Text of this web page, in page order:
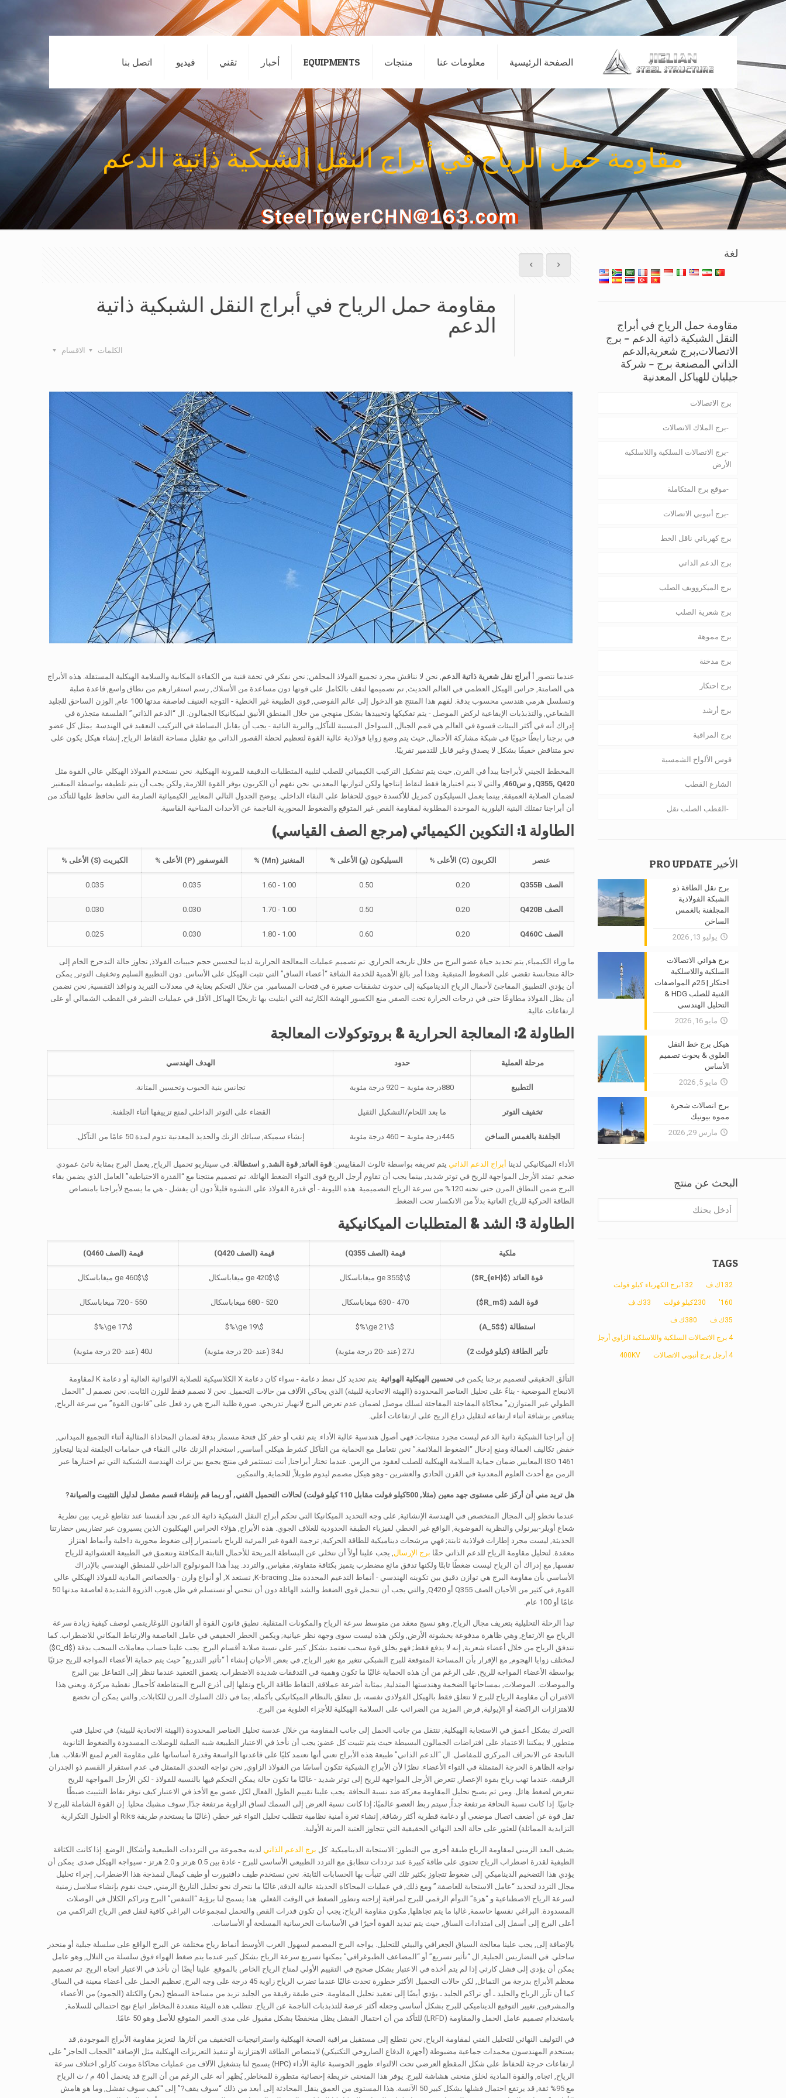
الصفحة الرئيسية معلومات عنا منتجات EQUIPMENTS أخبار تقني فيديو اتصل بنا
مقاومة حمل الرياح في أبراج النقل الشبكية ذاتية الدعم
مقاومة حمل الرياح في أبراج النقل الشبكية ذاتية
الدعم
الاقسام الكلمات
عندما نتصور أ أبراج نقل شعرية ذاتية الدعم , نحن لا نناقش مجرد تجميع الفولاذ المجلفن; نحن نفكر في تحفة فنية من الكفاءة المكانية والسلامة الهيكلية المستقلة. هذه الأبراج
هي الصامتة, حراس الهيكل العظمي في العالم الحديث, تم تصميمها لتقف بالكامل على قوتها دون مساعدة من الأسلاك, رسم استقرارهم من نطاق واسع, قاعدة صلبة
وتسلسل هرمي هندسي محسوب بدقة. لفهم هذا المنتج هو الدخول إلى عالم الفوضى, قوى الطبيعة غير الخطية - التوجه العنيف لعاصفة مدتها 100 عام, الوزن الساحق للجليد
الشعاعي, والتذبذبات الإيقاعية لركض الموصل - يتم تفكيكها وتحييدها بشكل منهجي من خلال المنطق الأنيق لميكانيكا الجمالون. ال “الدعم الذاتي” الفلسفة متجذرة في
إدراك أنه في أكثر البيئات قسوة في العالم هي قمم الجبال, السواحل المسببة للتآكل, والبرية النائية - يجب أن يقابل البساطة في التركيب التعقيد في الهندسة. يمثل كل عضو
في برجنا رابطًا حيويًا في شبكة مشاركة الأحمال, حيث يتم وضع زوايا فولاذية عالية القوة لتعظيم لحظة القصور الذاتي مع تقليل مساحة التقاط الرياح, إنشاء هيكل يكون على
نحو متناقض خفيفًا بشكل لا يصدق وغير قابل للتدمير تقريبًا.
المخطط الجيني لأبراجنا يبدأ في الفرن, حيث يتم تشكيل التركيب الكيميائي للصلب لتلبية المتطلبات الدقيقة للمرونة الهيكلية. نحن نستخدم الفولاذ الهيكلي عالي القوة مثل
Q355, Q420, و س460
, والتي لا يتم اختيارها فقط لنقاط إنتاجها ولكن لتوازنها المعدني. نحن نفهم أن الكربون يوفر القوة اللازمة, ولكن يجب أن يتم تلطيفه بواسطة المنغنيز
لضمان الصلابة العميقة, بينما يعمل السيليكون كمزيل للأكسدة حيوي للحفاظ على النقاء الداخلي. يوضح الجدول التالي المعايير الكيميائية الصارمة التي نحافظ عليها للتأكد من
أن أبراجنا تمتلك البنية البلورية الموحدة المطلوبة لمقاومة القص غير المتوقع والضغوط المحورية الناجمة عن الأحداث المناخية القاسية.
الطاولة 1: التكوين الكيميائي (مرجع الصف القياسي)
عنصر الكربون (C) الأعلى % السيليكون (و) الأعلى % المنغنيز (Mn) % الفوسفور (P) الأعلى % الكبريت (S) الأعلى %
الصف Q355B 0.20
0.50
1.00 - 1.60
0.035
0.035
الصف Q420B 0.20
0.50
1.00 - 1.70
0.030
0.030
الصف Q460C 0.20
0.60
1.00 - 1.80
0.030
0.025
ما وراء الكيمياء, يتم تحديد حياة عضو البرج من خلال تاريخه الحراري. تم تصميم عمليات المعالجة الحرارية لدينا لتحسين حجم حبيبات الفولاذ, تجاوز حالة التدحرج الخام إلى
حالة متجانسة تقضي على الضغوط المتبقية. وهذا أمر بالغ الأهمية للخدمة الشاقة “أعضاء الساق” التي تثبت الهيكل على الأساس. دون التطبيع السليم وتخفيف التوتر, يمكن
أن يؤدي التطبيق المفاجئ لأحمال الرياح الديناميكية إلى حدوث تشققات صغيرة في فتحات المسامير. من خلال التحكم بعناية في معدلات التبريد ونوافذ التقسية, نحن نضمن
أن يظل الفولاذ مطاوعًا حتى في درجات الحرارة تحت الصفر, منع الكسور الهشة الكارثية التي ابتليت بها تاريخيًا الهياكل الأقل في عمليات النشر في القطب الشمالي أو على
ارتفاعات عالية.
الطاولة 2: المعالجة الحرارية & بروتوكولات المعالجة
مرحلة العملية حدود الهدف الهندسي
التطبيع 880درجة مئوية – 920 درجة مئوية تجانس بنية الحبوب وتحسين المتانة.
تخفيف التوتر ما بعد اللحام/التشكيل الثقيل القضاء على التوتر الداخلي لمنع تزييفها أثناء الجلفنة.
الجلفنة بالغمس الساخن 445درجة مئوية – 460 درجة مئوية إنشاء سميكة, سبائك الزنك والحديد المعدنية تدوم لمدة 50 عامًا من التآكل.
الأداء الميكانيكي لدينا أبراج الدعم الذاتي يتم تعريفه بواسطة ثالوث المقاييس: قوة العائد, قوة الشد, و استطالة . في سيناريو تحميل الرياح, يعمل البرج بمثابة ناتئ عمودي
ضخم. تمتد الأرجل المواجهة للريح في توتر شديد, بينما يجب أن تقاوم أرجل الريح قوى التواء الضغط الهائلة. تم تصميم منتجنا مع “القدرة الاحتياطية” العامل الذي يضمن بقاء
البرج ضمن النطاق المرن حتى تحته 120% من سرعة الرياح التصميمية. هذه الليونة - أي قدرة الفولاذ على التشوه قليلاً دون أن يفشل - هي ما يسمح لأبراجنا بامتصاص
الطاقة الحركية للرياح العاتية بدلاً من الانكسار تحت الضغط.
الطاولة 3: الشد & المتطلبات الميكانيكية
ملكية قيمة (الصف Q355) قيمة (الصف Q420) قيمة (الصف Q460)
قوة العائد ($R_{eH}$
)
$\ge 355$ ميغاباسكال $\ge 420$ ميغاباسكال $\ge 460$ ميغاباسكال
قوة الشد ($R_m$
) 470 - 630 ميغاباسكال 520 - 680 ميغاباسكال 550 - 720 ميغاباسكال
استطالة ($A_5$
)
$\ge 21\%$
$\ge 19\%$
$\ge 17\%$
تأثير الطاقة (كيلو فولت 2) 27J (عند -20 درجة مئوية) 34J (عند -20 درجة مئوية) 40J (عند -20 درجة مئوية)
التألق الحقيقي لتصميم برجنا يكمن في تحسين الهيكلية الهوائية
. يتم تحديد كل نمط دعامة - سواء كان دعامة X الكلاسيكية للصلابة الالتوائية العالية أو دعامة K لمقاومة
الانبعاج الموضعية - بناءً على تحليل العناصر المحدودة (الهيئة الاتحادية للبيئة) الذي يحاكي الآلاف من حالات التحميل. نحن لا نصمم فقط للوزن الثابت; نحن نصمم ل “الحمل
الطولي غير المتوازن,” محاكاة المفاجئة المفاجئة لسلك موصل لضمان عدم تعرض البرج لانهيار تدريجي. صورة ظلية البرج هي رد فعل على “قانون القوة” من سرعة الرياح,
يتناقص برشاقة أثناء ارتفاعه لتقليل ذراع الريح على ارتفاعات أعلى.
إن أبراجنا الشبكية ذاتية الدعم ليست مجرد منتجات; فهي أصول هندسية عالية الأداء. يتم ثقب أو حفر كل فتحة مسمار بدقة لضمان المحاذاة المثالية أثناء التجميع الميداني,
خفض تكاليف العمالة ومنع إدخال “الضغوط الملائمة.” نحن نتعامل مع الحماية من التآكل كشرط هيكلي أساسي, استخدام الزنك عالي النقاء في حمامات الجلفنة لدينا ليتجاوز
ISO 1461 المعايير, ضمان حماية السلامة الهيكلية للصلب لعقود من الزمن. عندما تختار أبراجنا, أنت تستثمر في منتج يجمع بين تراث الهندسة الشبكية التي تم اختبارها عبر
الزمن مع أحدث العلوم المعدنية في القرن الحادي والعشرين - وهو هيكل مصمم ليدوم طويلاً, للحماية, والتمكين.
هل تريد مني أن أركز على مستوى جهد معين (مثلا, 500كيلو فولت مقابل 110 كيلو فولت) لحالات التحميل الفني, أو ربما قم بإنشاء قسم مفصل لدليل التثبيت والصيانة?
عندما نخطو إلى المجال المتخصص في الهندسة الإنشائية, على وجه التحديد الميكانيكا التي تحكم أبراج النقل الشبكية ذاتية الدعم, نجد أنفسنا عند تقاطع غريب بين نظرية
شعاع أويلر-بيرنولي والنظرية الفوضوية, الواقع غير الخطي لفيزياء الطبقة الحدودية للغلاف الجوي. هذه الأبراج, هؤلاء الحراس الهيكليون الذين يسيرون عبر تضاريس حضارتنا
الحديثة, ليست مجرد إطارات فولاذية ثابتة; فهي مرشحات ديناميكية للطاقة الحركية, ترجمة القوة غير المرئية للرياح باستمرار إلى ضغوط محورية داخلية وأنماط اهتزاز
معقدة. لتحليل مقاومة الرياح للدعم الذاتي حقًا برج الإرسال , يجب علينا أولاً أن نتخلى عن البساطة المريحة للأحمال الثابتة المكافئة ونتعمق في الطبيعة العشوائية للرياح
نفسها, مع إدراك أن الرياح ليست ضغطًا ثابتًا ولكنها تدفق مائع مضطرب يتميز بكثافة متفاوتة, مقياس, والتردد. يبدأ هذا المونولوج الداخلي للمنطق الهندسي بالإدراك
الأساسي بأن مقاومة البرج هي توازن دقيق بين تكوينه الهندسي - أنماط التدعيم المحددة مثل K-bracing, تستعد X, أو أنواع وارن - والخصائص المادية للفولاذ الهيكلي عالي
القوة, في كثير من الأحيان الصف Q355 أو Q420, والتي يجب أن تتحمل قوى الضغط والشد الهائلة دون أن تنحني أو تستسلم في ظل هبوب الذروة الشديدة لعاصفة مدتها 50
عامًا أو 100 عام.
تبدأ الرحلة التحليلية بتعريف مجال الرياح, وهو نسيج معقد من متوسط ​​سرعة الرياح والمكونات المتقلبة. نطبق قانون القوة أو القانون اللوغاريتمي لوصف كيفية زيادة سرعة
الرياح مع الارتفاع, وهي ظاهرة مدفوعة بخشونة الأرض, ولكن هذه ليست سوى وجهة نظر عيانية; ويكمن الخطر الحقيقي في عامل العاصفة والارتباط المكاني للاضطراب. كما
تتدفق الرياح من خلال أعضاء شعرية, إنه لا يدفع فقط; فهو يخلق قوة سحب تعتمد بشكل كبير على نسبة صلابة أقسام البرج. يجب علينا حساب معاملات السحب بدقة ($C_d$
)
لمختلف زوايا الهجوم, مع الإقرار بأن المساحة المتوقعة للبرج الشبكي تتغير مع تغير الرياح, في بعض الأحيان إنشاء أ “تأثير التدريع” حيث يتم حماية الأعضاء المواجه للريح جزئيًا
بواسطة الأعضاء المواجه للريح, على الرغم من أن هذه الحماية غالبًا ما تكون وهمية في التدفقات شديدة الاضطراب. يتعمق التعقيد عندما ننظر إلى التفاعل بين البرج
والموصلات. الموصلات, بمساحاتها الضخمة وهندستها المتدلية, بمثابة أشرعة عملاقة, التقاط طاقة الرياح ونقلها إلى أذرع البرج المتقاطعة كأحمال نقطية مركزة. ويعني هذا
الاقتران أن مقاومة الرياح للبرج لا تتعلق فقط بالهيكل الفولاذي نفسه، بل تتعلق بالنظام الميكانيكي بأكمله, بما في ذلك السلوك المرن للكابلات, والتي يمكن أن تخضع
للاهتزازات الراكضة أو الإيولية, فرض المزيد من الضرائب على السلامة الهيكلية للأجزاء العلوية من البرج.
التحرك بشكل أعمق في الاستجابة الهيكلية, ننتقل من جانب الحمل إلى جانب المقاومة من خلال عدسة تحليل العناصر المحدودة (الهيئة الاتحادية للبيئة). في تحليل فني
متطور, لا يمكننا الاعتماد على افتراضات الجمالون البسيطة حيث يتم تثبيت كل عضو; يجب أن نأخذ في الاعتبار الطبيعة شبه الصلبة للوصلات المسدودة والضغوط الثانوية
الناتجة عن الانحراف المركزي للمفاصل. ال “الدعم الذاتي” طبيعة هذه الأبراج تعني أنها تعتمد كليًا على قاعدتها الواسعة وقدرة أساساتها على مقاومة العزم لمنع الانقلاب. هنا,
نواجه الظاهرة الحرجة المتمثلة في التواء الأعضاء. نظرًا لأن الأبراج الشبكية تتكون أساسًا من الفولاذ الزاوي, نحن نواجه التحدي المتمثل في عدم استقرار القسم ذو الجدران
الرقيقة. عندما تهب رياح بقوة الإعصار, تتعرض الأرجل المواجهة للريح إلى توتر شديد - غالبًا ما تكون حالة يمكن التحكم فيها بالنسبة للفولاذ - لكن الأرجل المواجهة للريح
تتعرض لضغط هائل. ومن ثم يصبح تحليل المقاومة معركة ضد نسبة النحافة. يجب علينا تقييم الطول الفعال لكل عضو, مع الأخذ في الاعتبار كيف توفر نقاط التثبيت ضبطًا
جانبيًا. إذا كانت نسبة النحافة مرتفعة جداً, سيتم ربط العضو عالميًا; إذا كانت نسبة العرض إلى السمك لساق الزاوية مرتفعة جدًا, سوف مشبك محليا. إن القوة الشاملة للبرج لا
تقل قوة عن أضعف اتصال موضعي أو دعامة قطرية أكثر رشاقة, إنشاء ثغرة أمنية نظامية تتطلب تحليل التواء غير خطي (غالبًا ما يستخدم طريقة Riks أو الحلول التكرارية
التزايدية المماثلة) للعثور على حالة الحد النهائي الحقيقية التي تتجاوز العتبة المرنة الأولية.
يضيف البعد الزمني لمقاومة الرياح طبقة أخرى من التطور: الاستجابة الديناميكية. كل برج الدعم الذاتي لديه مجموعة من الترددات الطبيعية وأشكال الوضع. إذا كانت الكثافة
الطيفية لقدرة اضطراب الرياح تحتوي على طاقة كبيرة عند ترددات تتطابق مع التردد الطبيعي الأساسي للبرج - عادة بين 0.5 هرتز و 2.0 هرتز - سيواجه الهيكل صدى. يمكن أن
يؤدي هذا التضخيم الديناميكي إلى ضغوط تتجاوز بكثير تلك التي تنبأت بها الحسابات الثابتة. نحن نستخدم طيف دافنبورت أو طيف كيمال لنمذجة هذا الاضطراب, إجراء تحليل
مجال التردد لتحديد “عامل الاستجابة للعاصفة.” ومع ذلك, في عمليات المحاكاة الحديثة عالية الدقة, غالبًا ما نتحرك نحو تحليل التاريخ الزمني, حيث نقوم بإنشاء سلاسل زمنية
لسرعة الرياح الاصطناعية و “هزة” التوأم الرقمي للبرج لمراقبة إزاحته وتطور الضغط في الوقت الفعلي. هذا يسمح لنا برؤية “التنفس” البرج وتراكم الكلال في الوصلات
المسدودة. البراغي نفسها حاسمة, غالبا ما يتم تجاهلها, مكون مقاومة الرياح; يجب أن تكون قدرات القص والتحمل لمجموعات البراغي كافية لنقل قص الرياح التراكمي من
أعلى البرج إلى أسفل إلى امتدادات الساق, حيث يتم تبديد القوة أخيرًا في الأساسات الخرسانية المسلحة أو الأساسات.
بالإضافة إلى, يجب علينا معالجة السياق الجغرافي والبيئي للتحليل. يواجه البرج المصمم لسهول الغرب الأوسط أنماط رياح مختلفة عن البرج الواقع على سلسلة جبلية أو منحدر
ساحلي. في التضاريس الجبلية, ال “تأثير تسريع” أو “المضاعف الطبوغرافي” يمكنها تسريع سرعة الرياح بشكل كبير عندما يتم ضغط الهواء فوق سلسلة من التلال, وهو عامل
يمكن أن يؤدي إلى فشل كارثي إذا لم يتم أخذه في الاعتبار بشكل صحيح في التقييم الأولي لمناخ الرياح الخاص بالموقع. علينا أيضًا أن نأخذ في الاعتبار اتجاه الريح. تم تصميم
معظم الأبراج بدرجة من التماثل, لكن حالات التحميل الأكثر خطورة تحدث غالبًا عندما تضرب الرياح زاوية 45 درجة على وجه البرج, تعظيم الحمل على أعضاء معينة في الساق.
كما أن تآزر الرياح والجليد ـ أي تراكم الجليد ـ يؤدي أيضًا إلى تعقيد تحليل المقاومة. حتى طبقة رقيقة من الجليد تزيد من مساحة السطح (يجر) والكتلة (الجمود) من الأعضاء
والمشرفين, تغيير التوقيع الديناميكي للبرج بشكل أساسي وجعله أكثر عرضة للتذبذبات الناجمة عن الرياح. تتطلب هذه البيئة متعددة المخاطر اتباع نهج احتمالي للسلامة,
باستخدام تصميم عامل الحمل والمقاومة (LRFD) للتأكد من أن احتمال الفشل يظل منخفضًا بشكل مقبول على مدى العمر المتوقع للأصل وهو 50 عامًا.
في التوليف النهائي للتحليل الفني لمقاومة الرياح, نحن نتطلع إلى مستقبل مراقبة الصحة الهيكلية واستراتيجيات التخفيف من آثارها. لتعزيز مقاومة الأبراج الموجودة, قد
يستخدم المهندسون مخمدات جماعية مضبوطة (أجهزة الدفاع الصاروخي التكتيكي) لامتصاص الطاقة الاهتزازية أو تنفيذ التعزيزات الهيكلية مثل الإضافة “الحجاب الحاجز” على
ارتفاعات حرجة للحفاظ على شكل المقطع العرضي تحت الالتواء. ظهور الحوسبة عالية الأداء (HPC) يسمح لنا بتشغيل الآلاف من عمليات محاكاة مونت كارلو, اختلاف سرعة
الرياح, اتجاه, والقوة المادية لخلق منحنى هشاشة للبرج. يوفر هذا المنحنى خريطة إحصائية متطورة للمخاطر, يُظهر أنه على الرغم من أن البرج قد يتحمل أ 40 م / ث الرياح
مع 95% ثقة, قد يرتفع احتمال فشلها بشكل كبير 50 الآنسة. هذا المستوى من العمق ينقل المحادثة إلى أبعد من ذلك “سوف يقف?” إلى “كيف سوف تفشل, وما هو هامش
لغة
مقاومة حمل الرياح في أبراج
النقل الشبكية ذاتية الدعم – برج
الاتصالات,برج شعرية,الدعم
الذاتي المصنعة برج – شركة
جيليان للهياكل المعدنية
برج الاتصالات
برج الملاك الاتصالات
برج الاتصالات السلكية واللاسلكية
الأرض
موقع برج المتكاملة
برج أنبوبي الاتصالات
برج كهربائي ناقل الخط
برج الدعم الذاتي
برج الميكروويف الصلب
برج شعرية الصلب
برج مموهة
برج مدخنة
برج احتكار
برج أرشد
برج المراقبة
قوس الألواح الشمسية
الشارع القطب
القطب الصلب نقل
الأخير PRO UPDATE
برج نقل الطاقة ذو
الشبكة الفولاذية
المجلفنة بالغمس
الساخن
يوليو 13, 2026
برج هوائي الاتصالات
السلكية واللاسلكية
احتكار | 25م المواصفات
الفنية للصلب HDG &
التحليل الهندسي
مايو 16, 2026
هيكل برج خط النقل
العلوي & بحوث تصميم
الأساس
مايو 5, 2026
برج اتصالات شجرة
مموه بيونيك
مارس 29, 2026
البحث عن منتج
TAGS
132ك.ف 132برج الكهرباء كيلو فولت
160' 230كيلو فولت 33ك.ف
35ك.ف 380ك.ف
4 برج الاتصالات السلكية واللاسلكية الزاوي أرجل
4 أرجل برج أنبوبي الاتصالات 400KV